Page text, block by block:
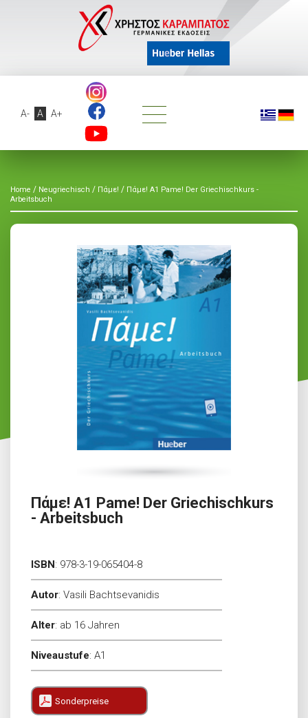
A- A A+
Home / Neugriechisch / Πάμε! / Πάμε! A1 Pame! Der Griechischkurs -
Arbeitsbuch
Πάμε! A1 Pame! Der Griechischkurs
- Arbeitsbuch
ISBN: 978-3-19-065404-8
Autor: Vasili Bachtsevanidis
Alter: ab 16 Jahren
Niveaustufe: A1
Sonderpreise